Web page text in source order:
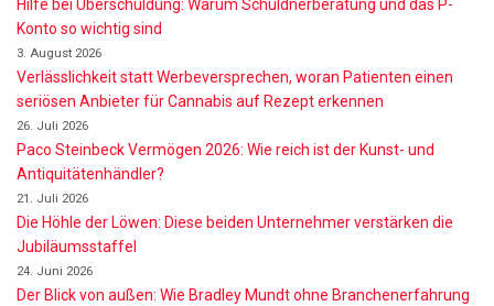
Hilfe bei Überschuldung: Warum Schuldnerberatung und das P-
Konto so wichtig sind
3. August 2026
Verlässlichkeit statt Werbeversprechen, woran Patienten einen
seriösen Anbieter für Cannabis auf Rezept erkennen
26. Juli 2026
Paco Steinbeck Vermögen 2026: Wie reich ist der Kunst- und
Antiquitätenhändler?
21. Juli 2026
Die Höhle der Löwen: Diese beiden Unternehmer verstärken die
Jubiläumsstaffel
24. Juni 2026
Der Blick von außen: Wie Bradley Mundt ohne Branchenerfahrung